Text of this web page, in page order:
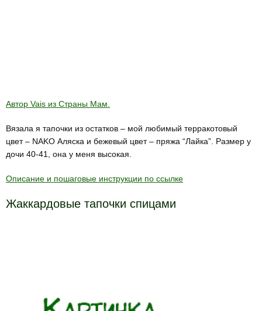
Автор Vais из Страны Мам.
Вязала я тапочки из остатков – мой любимый терракотовый
цвет – NAKO Аляска и бежевый цвет – пряжа “Лайка”. Размер у
дочи 40-41, она у меня высокая.
Описание и пошаговые инструкции по ссылке
Жаккардовые тапочки спицами